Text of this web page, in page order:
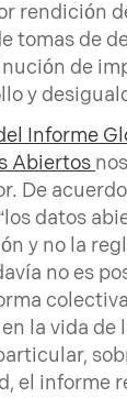
rendición
tomas de
de
y
Informe
Abiertos
De
datos
y no la
no es
la vida de
el informe